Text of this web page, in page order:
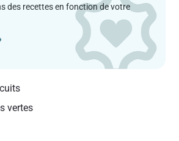
des recettes en fonction de votre
vertes